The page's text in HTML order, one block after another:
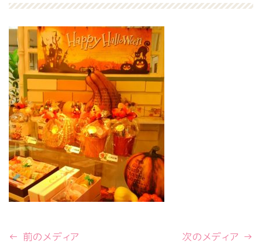
← 前のメディア 次のメディア →